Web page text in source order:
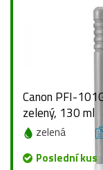
Canon PFI-
zelený, 130 ml
zelená
Poslední kus